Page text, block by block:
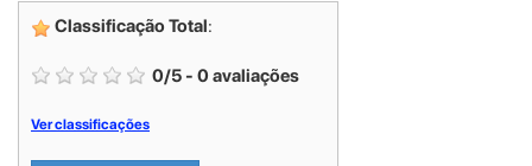
Classificação Total:
0/5 - 0 avaliações
Ver classificações